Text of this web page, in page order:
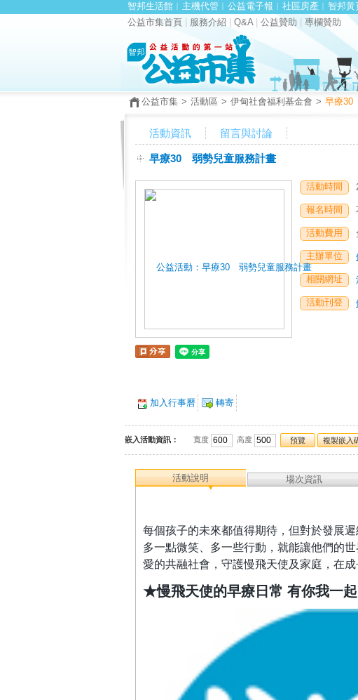
智邦生活館 ︱ 主機代管 ︱ 公益電子報 ︱ 社區房產 ︱ 智邦黃
公益市集首頁
服務介紹 Q&A| 公益贊助 專欄贊助
公益市集 > 活動區 > 伊甸社會福利基金會 > 早療30
活動資訊 留言與討論
早療30 弱勢兒童服務計畫
加入行事曆 轉寄
活動時間
報名時間
活動費用
主辦單位
相關網址
活動刊登
嵌入活動資訊： 寬度 高度 預覽 複製嵌入
活動說明 場次資訊
每個孩子的未來都值得期待，但對於發展
多一點微笑、多一些行動，就能讓他們的
愛的共融社會，守護慢飛天使及家庭，在
★慢飛天使的早療日常 有你我一